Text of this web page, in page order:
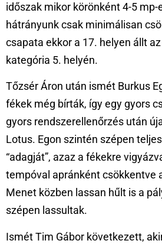
időszak mikor körönként 4-5 mp-
hátrányunk csak minimálisan
csapata ekkor a 17. helyen állt
kategória 5. helyén.
Tőzsér Áron után ismét Burkus
fékek még bírták, így egy gyors
gyors rendszerellenőrzés után
Lotus. Egon szintén szépen
“adagját”, azaz a fékekre
tempóval apránként csökkentve
Menet közben lassan hűlt is a
szépen lassultak.
Ismét Tim Gábor következett,